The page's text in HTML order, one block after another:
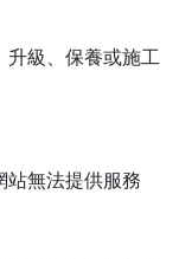
升級、保養或施工
站無法提供服務